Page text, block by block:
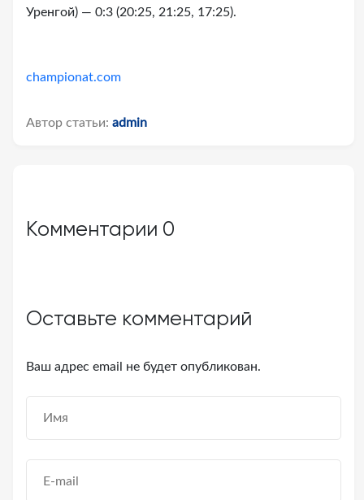
Уренгой) — 0:3 (20:25, 21:25, 17:25).
championat.com
Автор статьи: admin
Комментарии 0
Оставьте комментарий
Ваш адрес email не будет опубликован.